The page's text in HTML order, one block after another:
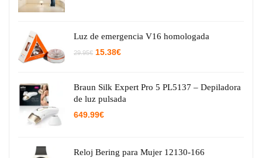
Luz de emergencia V16 homologada
29.95€ El
29.95€.
15.38€El
15.38€.
Braun Silk Expert Pro 5 PL5137 – Depiladora
de luz pulsada
649.99€
Reloj Bering para Mujer 12130-166